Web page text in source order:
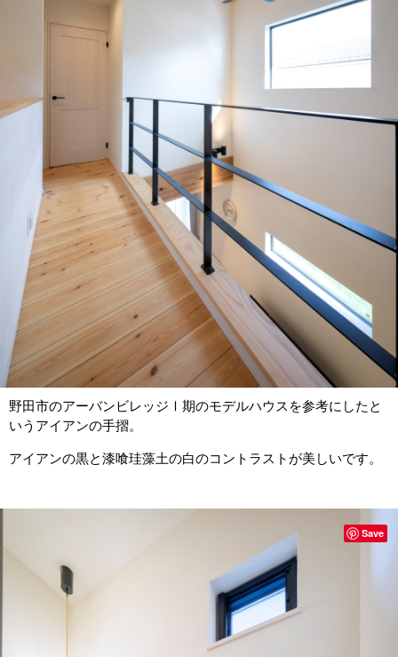
野田市のアーバンビレッジⅠ期のモデルハウスを参考にしたと
いうアイアンの手摺。
アイアンの黒と漆喰珪藻土の白のコントラストが美しいです。
Save